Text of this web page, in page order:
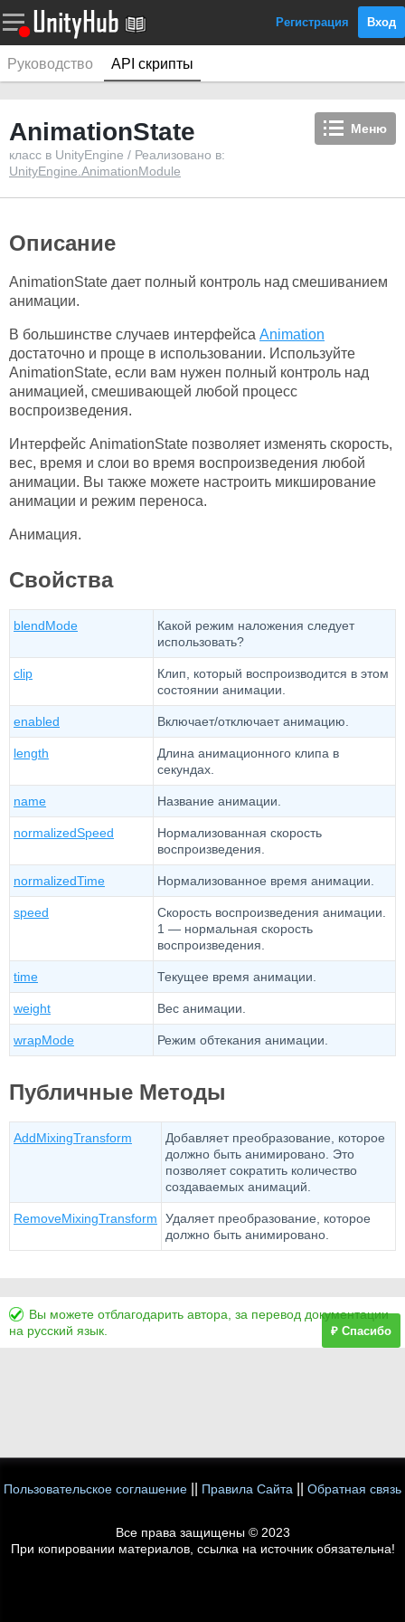
Регистрация Вход
Руководство API скрипты
Меню
AnimationState
класс в UnityEngine / Реализовано в:
UnityEngine.AnimationModule
Описание
AnimationState дает полный контроль над смешиванием
анимации.
В большинстве случаев интерфейса Animation
достаточно и проще в использовании. Используйте
AnimationState, если вам нужен полный контроль над
анимацией, смешивающей любой процесс
воспроизведения.
Интерфейс AnimationState позволяет изменять скорость,
вес, время и слои во время воспроизведения любой
анимации. Вы также можете настроить микширование
анимации и режим переноса.
Анимация.
Свойства
blendMode
Какой режим наложения следует
использовать?
clip
Клип, который воспроизводится в этом
состоянии анимации.
enabled Включает/отключает анимацию.
length
Длина анимационного клипа в
секундах.
name Название анимации.
normalizedSpeed
Нормализованная скорость
воспроизведения.
normalizedTime Нормализованное время анимации.
speed
Скорость воспроизведения анимации.
1 — нормальная скорость
воспроизведения.
time Текущее время анимации.
weight Вес анимации.
wrapMode Режим обтекания анимации.
Публичные Методы
AddMixingTransform
Добавляет преобразование, которое
должно быть анимировано. Это
позволяет сократить количество
создаваемых анимаций.
RemoveMixingTransform
Удаляет преобразование, которое
должно быть анимировано.
Вы можете отблагодарить автора, за перевод документации
на русский язык.
₽ Спасибо
Пользовательское соглашение Правила Сайта Обратная связь
Все права защищены © 2023
При копировании материалов, ссылка на источник обязательна!